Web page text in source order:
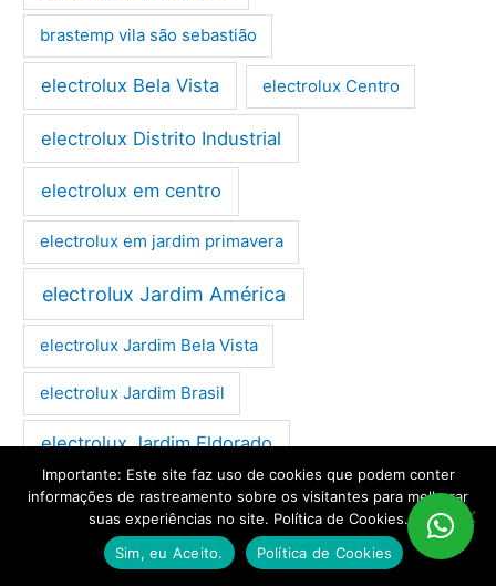
brastemp vila são sebastião
electrolux Bela Vista electrolux Centro
electrolux Distrito Industrial
electrolux em centro
electrolux em jardim primavera
electrolux Jardim América
electrolux Jardim Bela Vista
electrolux Jardim Brasil
electrolux Jardim Eldorado
electrolux Jardim Europa
electrolux Jardim Panorama
Importante: Este site faz uso de cookies que podem conter
informações de rastreamento sobre os visitantes para melhorar
suas experiências no site. Política de Cookies.
Sim, eu Aceito.
Política de Cookies